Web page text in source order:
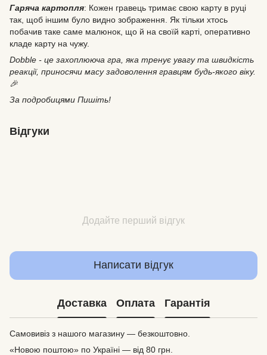
Гаряча картопля: Кожен гравець тримає свою карту в руці
так, щоб іншим було видно зображення. Як тільки хтось
побачив таке саме малюнок, що й на своїй карті, оперативно
кладе карту на чужу.
Dobble - це захоплююча гра, яка тренує увагу та швидкість
реакції, приносячи масу задоволення гравцям будь-якого віку.
🎉
За подробицями Пишіть!
Відгуки
Додайте перший відгук
Написати відгук
Доставка Оплата Гарантія
Самовивіз з нашого магазину — безкоштовно.
«Новою поштою» по Україні — від 80 грн.